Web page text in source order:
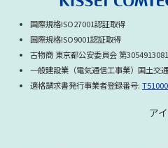
国際規格ISO27001認証取得
国際規格ISO9001認証取得
古物商 東京都公安委員会 第
一般建設業（電気通信工事業）国土交
適格請求書発行事業者登録番号:
ア